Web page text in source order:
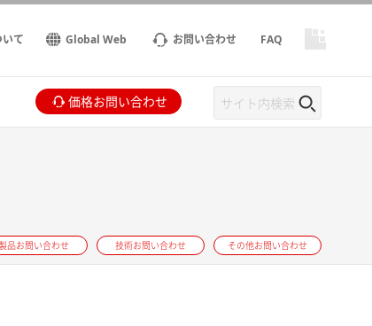
て Global Web お問い合わせ FAQ
価格お問い合わせ
品お問い合わせ 技術お問い合わせ その他お問い合わせ